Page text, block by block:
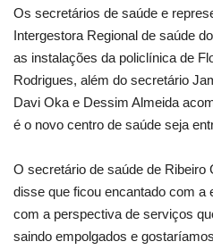
Os secretários de saúde e
Intergestora Regional de saúde
as instalações da policlínica de
Rodrigues, além do secretário
Davi Oka e Dessim Almeida
é o novo centro de saúde seja
O secretário de saúde de Ribeiro
disse que ficou encantado com a
com a perspectiva de serviços
saindo empolgados e